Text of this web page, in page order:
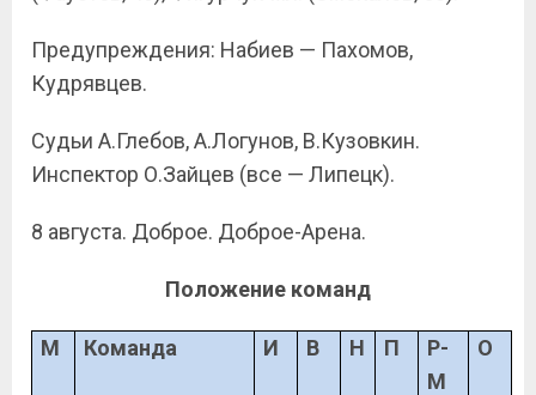
Предупреждения: Набиев — Пахомов,
Кудрявцев.
Судьи А.Глебов, А.Логунов, В.Кузовкин.
Инспектор О.Зайцев (все — Липецк).
8 августа. Доброе. Доброе-Арена.
Положение команд
М Команда И В Н П
Р-
М
О